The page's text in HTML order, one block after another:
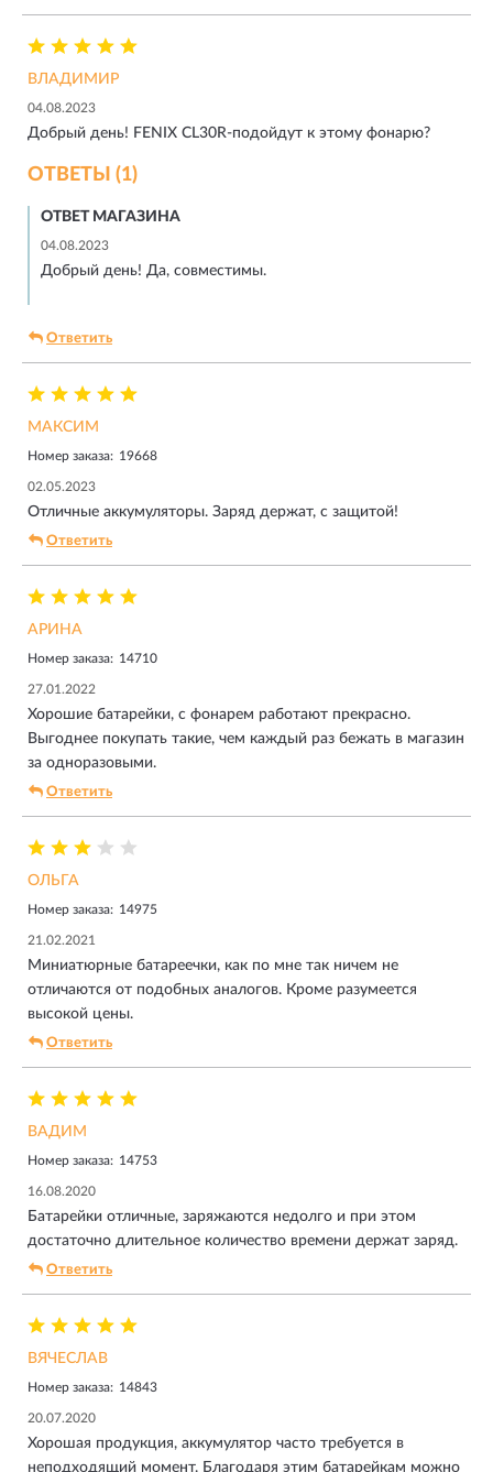
ВЛАДИМИР
04.08.2023
Добрый день! FENIX CL30R-подойдут к этому фонарю?
ОТВЕТЫ (1)
ОТВЕТ МАГАЗИНА
04.08.2023
Добрый день! Да, совместимы.
Ответить
МАКСИМ
Номер заказа: 19668
02.05.2023
Отличные аккумуляторы. Заряд держат, с защитой!
Ответить
АРИНА
Номер заказа: 14710
27.01.2022
Хорошие батарейки, с фонарем работают прекрасно.
Выгоднее покупать такие, чем каждый раз бежать в магазин
за одноразовыми.
Ответить
ОЛЬГА
Номер заказа: 14975
21.02.2021
Миниатюрные батареечки, как по мне так ничем не
отличаются от подобных аналогов. Кроме разумеется
высокой цены.
Ответить
ВАДИМ
Номер заказа: 14753
16.08.2020
Батарейки отличные, заряжаются недолго и при этом
достаточно длительное количество времени держат заряд.
Ответить
ВЯЧЕСЛАВ
Номер заказа: 14843
20.07.2020
Хорошая продукция, аккумулятор часто требуется в
неподходящий момент. Благодаря этим батарейкам можно